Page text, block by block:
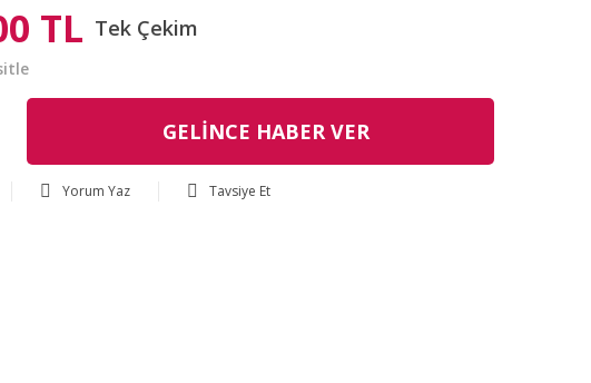
TL Tek Çekim
GELİNCE HABER VER
Yorum Yaz Tavsiye Et